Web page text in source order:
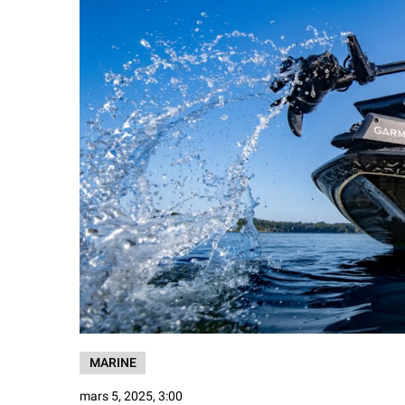
MARINE
mars 5, 2025, 3:00